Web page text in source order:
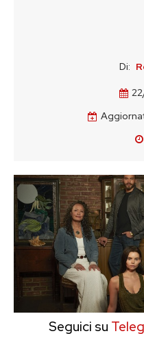
Di:
Seguici su